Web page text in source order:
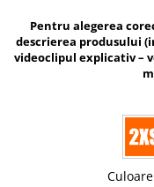
Pentru alegerea
descrierea produsului
videoclipul explicativ –